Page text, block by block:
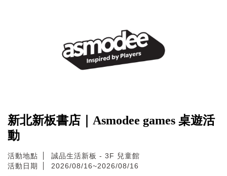
新北新板書店｜Asmodee games 桌遊活
動
活動地點
誠品生活新板 - 3F 兒童館
活動日期
2026/08/16~2026/08/16